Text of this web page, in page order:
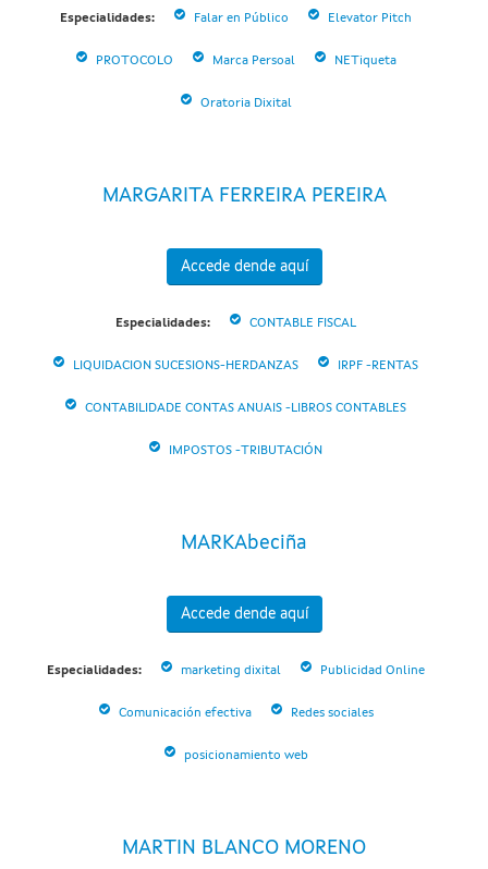
Especialidades: Falar en Público Elevator Pitch
PROTOCOLO Marca Persoal NETiqueta
Oratoria Dixital
MARGARITA FERREIRA PEREIRA
Accede dende aquí
Especialidades: CONTABLE FISCAL
LIQUIDACION SUCESIONS-HERDANZAS IRPF -RENTAS
CONTABILIDADE CONTAS ANUAIS -LIBROS CONTABLES
IMPOSTOS -TRIBUTACIÓN
MARKAbeciña
Accede dende aquí
Especialidades: marketing dixital Publicidad Online
Comunicación efectiva Redes sociales
posicionamiento web
MARTIN BLANCO MORENO